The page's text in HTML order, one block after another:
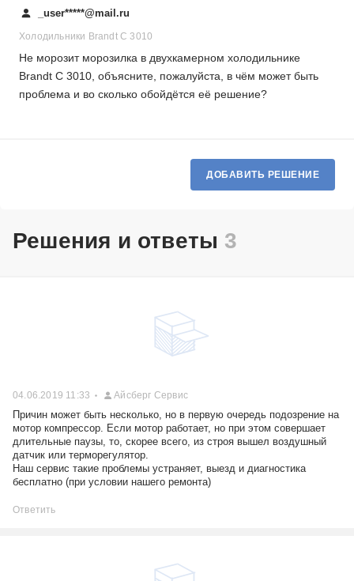
_user*****@mail.ru
Холодильники Brandt C 3010
Не морозит морозилка в двухкамерном холодильнике
Brandt C 3010, объясните, пожалуйста, в чём может быть
проблема и во сколько обойдётся её решение?
ДОБАВИТЬ РЕШЕНИЕ
Решения и ответы 3
04.06.2019 11:33 Айсберг Сервис
Причин может быть несколько, но в первую очередь подозрение на
мотор компрессор. Если мотор работает, но при этом совершает
длительные паузы, то, скорее всего, из строя вышел воздушный
датчик или терморегулятор.
Наш сервис такие проблемы устраняет, выезд и диагностика
бесплатно (при условии нашего ремонта)
Ответить